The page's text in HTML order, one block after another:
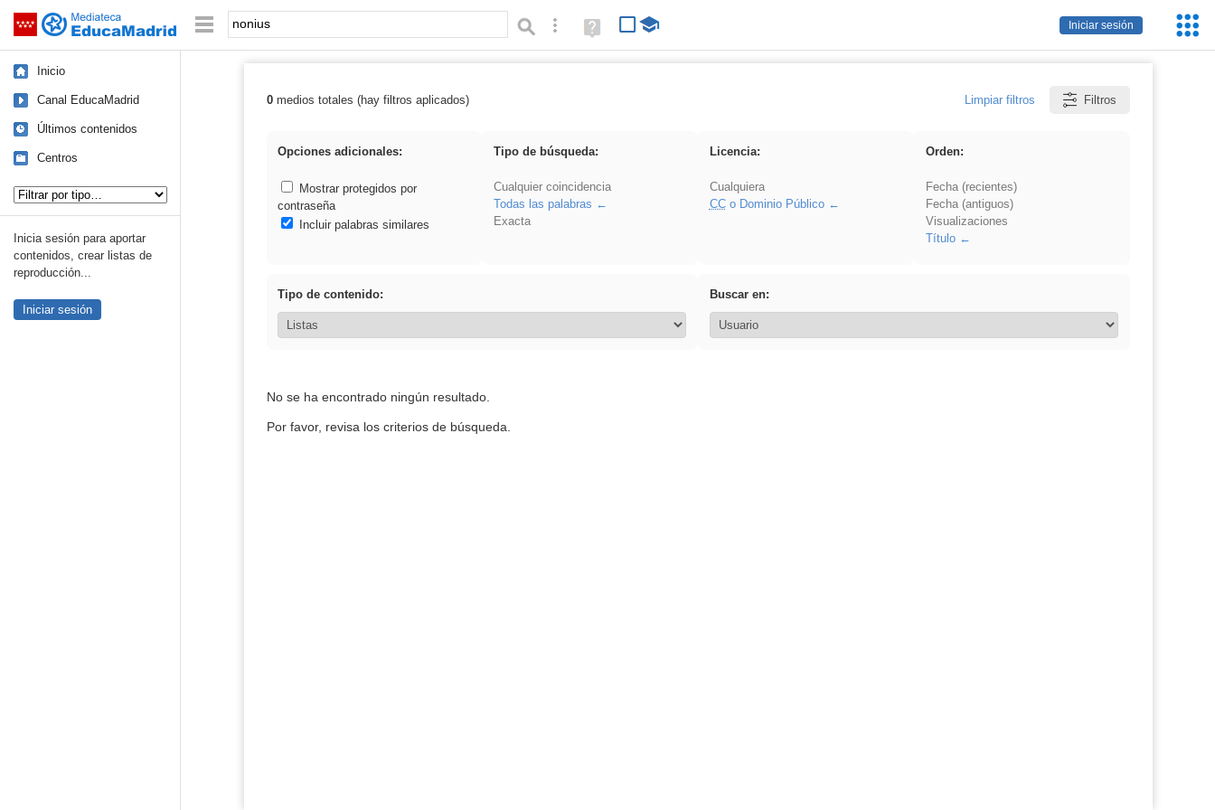
Saltar navegación
Iniciar sesión
Palabra o frase: Búsqueda avanzada
Ayuda
(en
Inicio
Canal EducaMadrid
Últimos contenidos
Centros
Inicia sesión para aportar
contenidos, crear listas de
reproducción...
Iniciar sesión
Resultados de: nonius
0medios totales (hay filtros aplicados) Limpiar filtros Filtros
Opciones adicionales:
Mostrar protegidos por
contraseña
Incluir palabras similares
Tipo de búsqueda:
Cualquier coincidencia
Todas las palabras
Exacta
Licencia:
Cualquiera
CCo Dominio Público
Orden:
Fecha (recientes)
Fecha (antiguos)
Visualizaciones
Título
Tipo de contenido: Buscar en:
No se ha encontrado ningún resultado.
Por favor, revisa los criterios de búsqueda.